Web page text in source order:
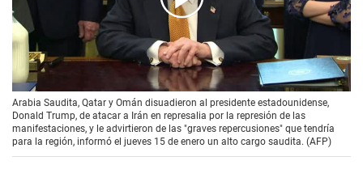
Arabia Saudita, Qatar y Omán disuadieron al presidente estadounidense,
Donald Trump, de atacar a Irán en represalia por la represión de las
manifestaciones, y le advirtieron de las "graves repercusiones" que tendría
para la región, informó el jueves 15 de enero un alto cargo saudita. (AFP)